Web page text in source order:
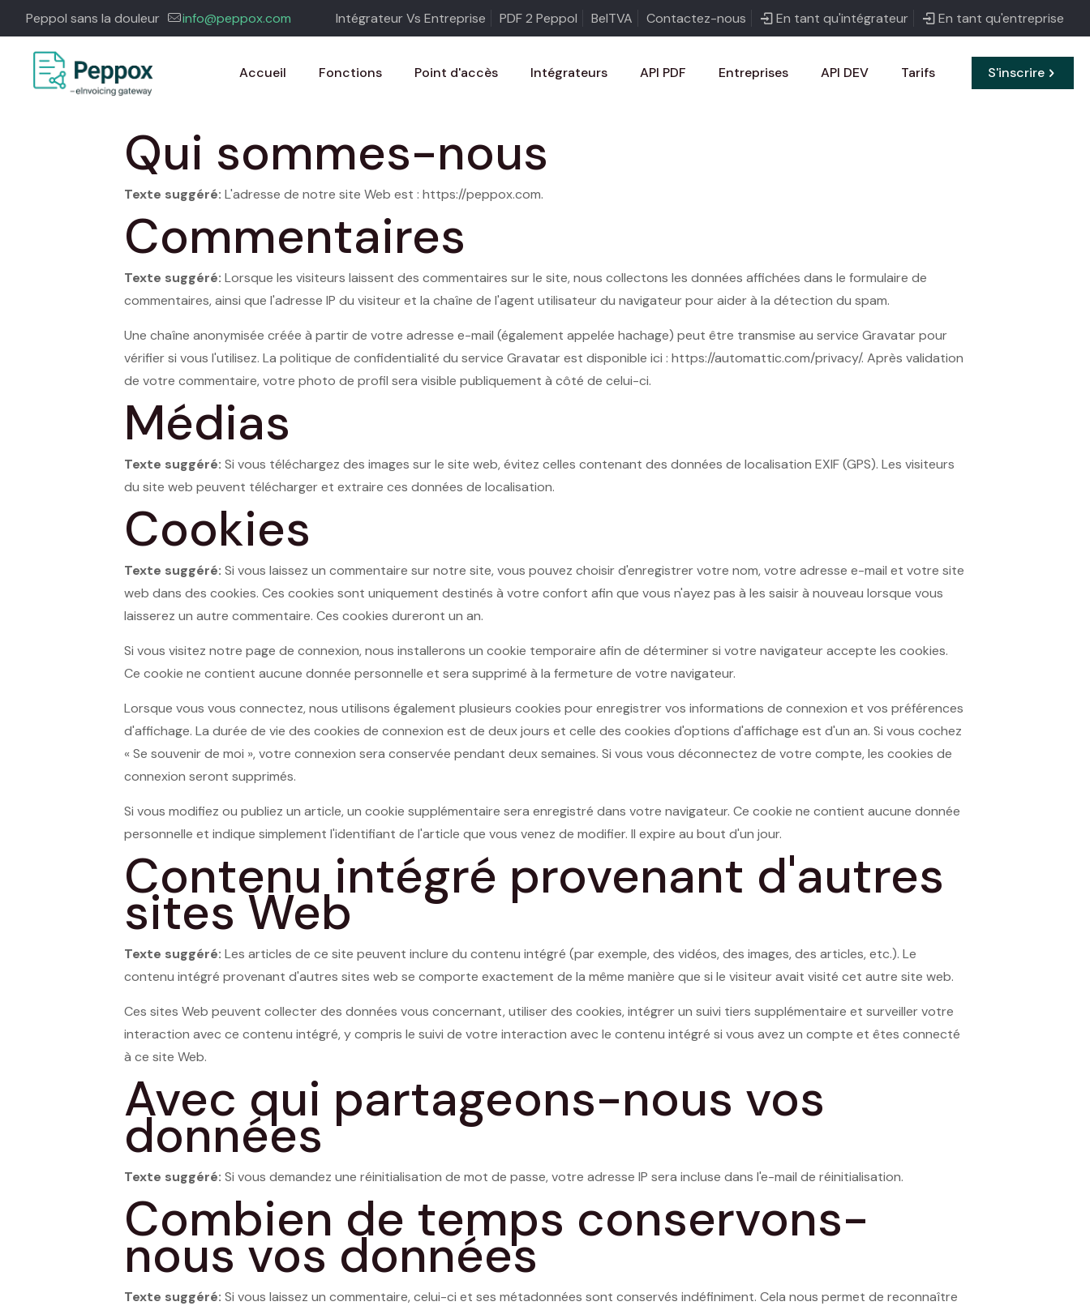
Peppol sans la douleur info@peppox.com Intégrateur Vs Entreprise PDF 2 Peppol BelTVA Contactez-nous En tant qu'intégrateur En tant qu'entreprise
Accueil Fonctions Point d'accès Intégrateurs API PDF Entreprises API DEV Tarifs S'inscrire
Qui sommes-nous
Texte suggéré: L'adresse de notre site Web est : https://peppox.com.
Commentaires
Texte suggéré: Lorsque les visiteurs laissent des commentaires sur le site, nous collectons les données affichées dans le formulaire de
commentaires, ainsi que l'adresse IP du visiteur et la chaîne de l'agent utilisateur du navigateur pour aider à la détection du spam.
Une chaîne anonymisée créée à partir de votre adresse e-mail (également appelée hachage) peut être transmise au service Gravatar pour
vérifier si vous l'utilisez. La politique de confidentialité du service Gravatar est disponible ici : https://automattic.com/privacy/. Après validation
de votre commentaire, votre photo de profil sera visible publiquement à côté de celui-ci.
Médias
Texte suggéré: Si vous téléchargez des images sur le site web, évitez celles contenant des données de localisation EXIF (GPS). Les visiteurs
du site web peuvent télécharger et extraire ces données de localisation.
Cookies
Texte suggéré: Si vous laissez un commentaire sur notre site, vous pouvez choisir d'enregistrer votre nom, votre adresse e-mail et votre site
web dans des cookies. Ces cookies sont uniquement destinés à votre confort afin que vous n'ayez pas à les saisir à nouveau lorsque vous
laisserez un autre commentaire. Ces cookies dureront un an.
Si vous visitez notre page de connexion, nous installerons un cookie temporaire afin de déterminer si votre navigateur accepte les cookies.
Ce cookie ne contient aucune donnée personnelle et sera supprimé à la fermeture de votre navigateur.
Lorsque vous vous connectez, nous utilisons également plusieurs cookies pour enregistrer vos informations de connexion et vos préférences
d'affichage. La durée de vie des cookies de connexion est de deux jours et celle des cookies d'options d'affichage est d'un an. Si vous cochez
« Se souvenir de moi », votre connexion sera conservée pendant deux semaines. Si vous vous déconnectez de votre compte, les cookies de
connexion seront supprimés.
Si vous modifiez ou publiez un article, un cookie supplémentaire sera enregistré dans votre navigateur. Ce cookie ne contient aucune donnée
personnelle et indique simplement l'identifiant de l'article que vous venez de modifier. Il expire au bout d'un jour.
Contenu intégré provenant d'autres
sites Web
Texte suggéré: Les articles de ce site peuvent inclure du contenu intégré (par exemple, des vidéos, des images, des articles, etc.). Le
contenu intégré provenant d'autres sites web se comporte exactement de la même manière que si le visiteur avait visité cet autre site web.
Ces sites Web peuvent collecter des données vous concernant, utiliser des cookies, intégrer un suivi tiers supplémentaire et surveiller votre
interaction avec ce contenu intégré, y compris le suivi de votre interaction avec le contenu intégré si vous avez un compte et êtes connecté
à ce site Web.
Avec qui partageons-nous vos
données
Texte suggéré: Si vous demandez une réinitialisation de mot de passe, votre adresse IP sera incluse dans l'e-mail de réinitialisation.
Combien de temps conservons-
nous vos données
Texte suggéré: Si vous laissez un commentaire, celui-ci et ses métadonnées sont conservés indéfiniment. Cela nous permet de reconnaître